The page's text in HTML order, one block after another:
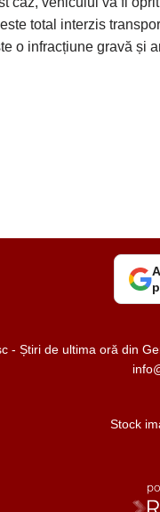
total interzis
o infracțiune gravă și
- Știri de ultima oră din
Stock